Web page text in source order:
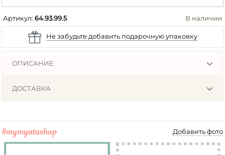
Артикул:64.93.99.5 В наличии
Не забудьте добавить подарочную упаковку
ОПИСАНИЕ
ДОСТАВКА
#mymyatashop Добавить фото